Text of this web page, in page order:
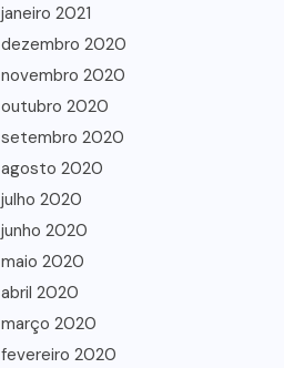
janeiro 2021
dezembro 2020
novembro 2020
outubro 2020
setembro 2020
agosto 2020
julho 2020
junho 2020
maio 2020
abril 2020
março 2020
fevereiro 2020